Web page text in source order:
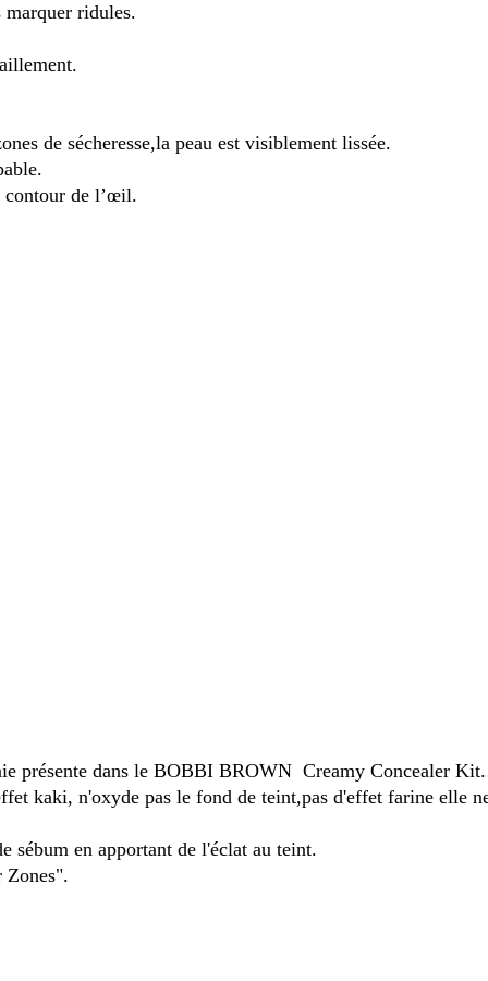
ridules.
de sécheresse,la peau est visiblement lissée.
contour de l’œil.
présente dans le BOBBI BROWN Creamy Concealer Kit.
kaki, n'oxyde pas le fond de teint,pas d'effet farine elle
sébum en apportant de l'éclat au teint.
Zones".